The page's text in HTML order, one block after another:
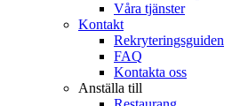
Våra tjänster
Kontakt
Rekryteringsguiden
FAQ
Kontakta oss
Anställa till